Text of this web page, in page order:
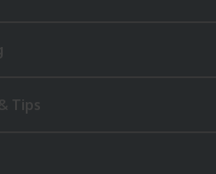
Tips